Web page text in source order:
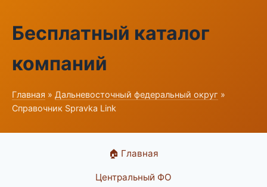
Бесплатный каталог
компаний
Главная » Дальневосточный федеральный округ »
Справочник Spravka Link
🏠 Главная
Центральный ФО